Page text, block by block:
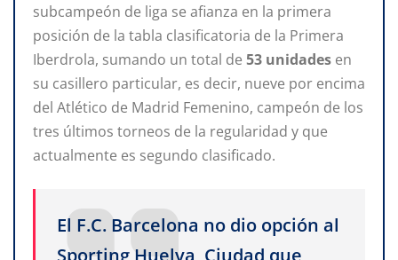
subcampeón de liga se afianza en la primera
posición de la tabla clasificatoria de la Primera
Iberdrola, sumando un total de 53 unidades en
su casillero particular, es decir, nueve por encima
del Atlético de Madrid Femenino, campeón de los
tres últimos torneos de la regularidad y que
actualmente es segundo clasificado.
El F.C. Barcelona no dio opción al
Sporting Huelva, Ciudad que